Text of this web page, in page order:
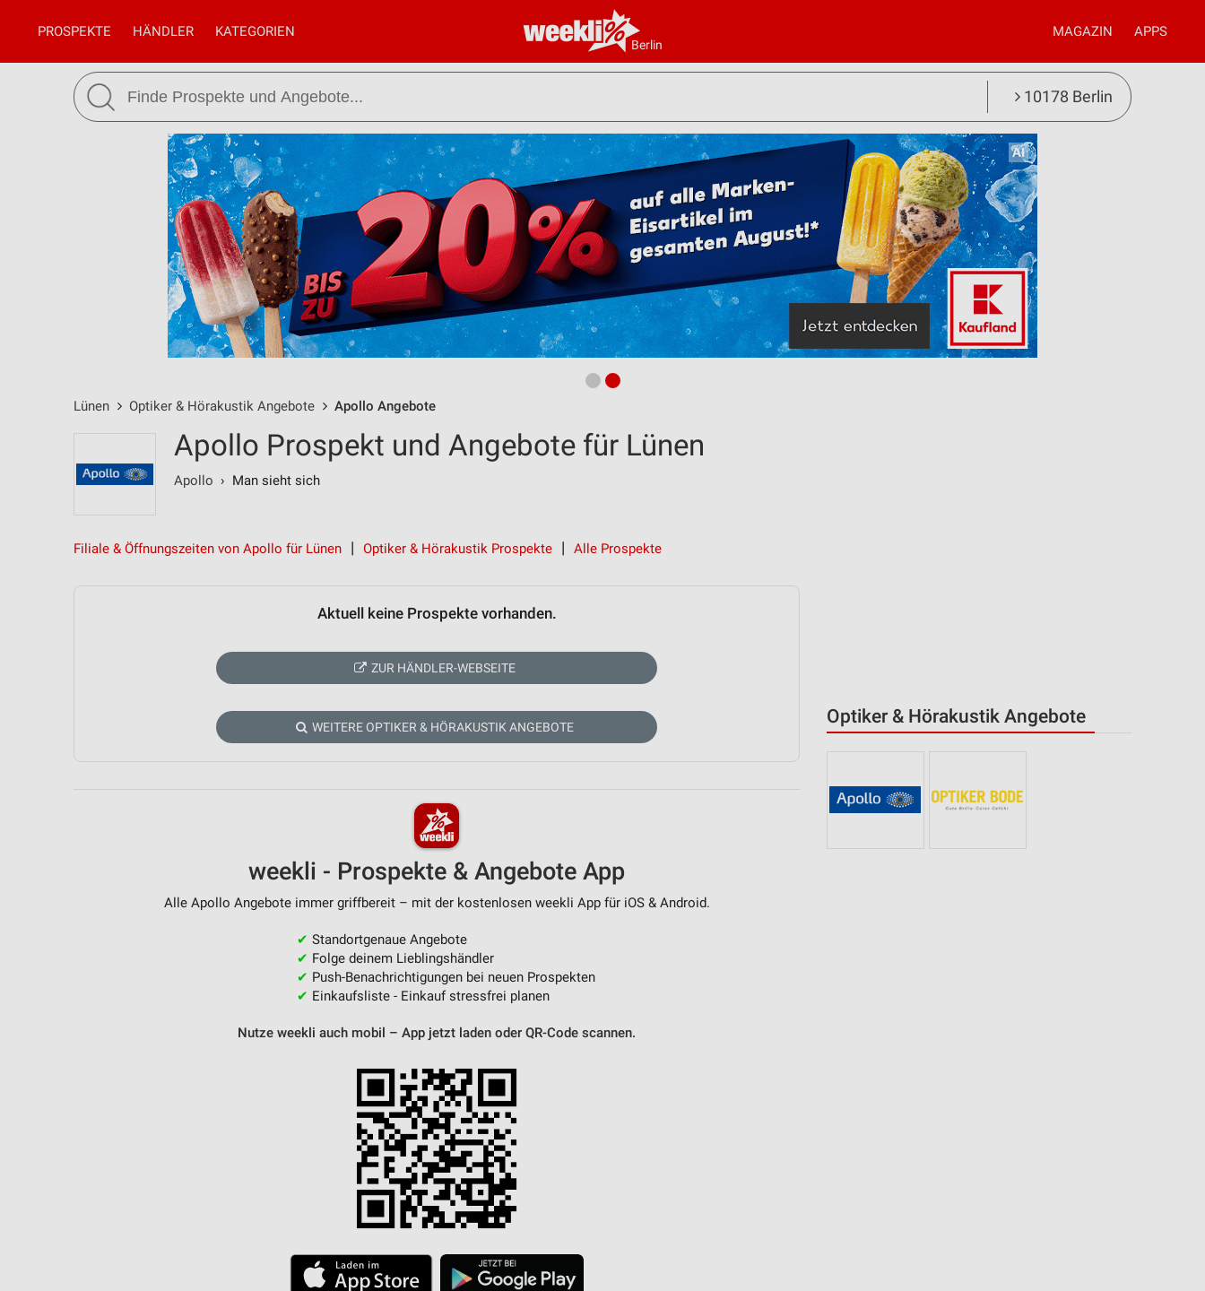
Berlin
PROSPEKTE HÄNDLER KATEGORIEN MAGAZIN APPS
10178 Berlin
Lünen Optiker & Hörakustik Angebote Apollo Angebote
Optiker & Hörakustik Angebote
Apollo Prospekt und Angebote für Lünen
Apollo › Man sieht sich
Filiale & Öffnungszeiten von Apollo für Lünen Optiker & Hörakustik Prospekte Alle Prospekte
Aktuell keine Prospekte vorhanden.
ZUR HÄNDLER-WEBSEITE
WEITERE OPTIKER & HÖRAKUSTIK ANGEBOTE
weekli - Prospekte & Angebote App
Alle Apollo Angebote immer griffbereit – mit der kostenlosen weekli App für iOS & Android.
✔ Standortgenaue Angebote
✔ Folge deinem Lieblingshändler
✔ Push-Benachrichtigungen bei neuen Prospekten
✔ Einkaufsliste - Einkauf stressfrei planen
Nutze weekli auch mobil – App jetzt laden oder QR-Code scannen.